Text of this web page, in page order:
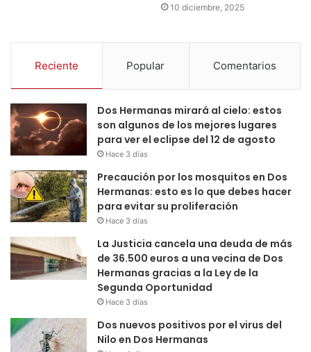
10 diciembre, 2025
Reciente Popular Comentarios
Dos Hermanas mirará al cielo: estos
son algunos de los mejores lugares
para ver el eclipse del 12 de agosto
Hace 3 días
Precaución por los mosquitos en Dos
Hermanas: esto es lo que debes hacer
para evitar su proliferación
Hace 3 días
La Justicia cancela una deuda de más
de 36.500 euros a una vecina de Dos
Hermanas gracias a la Ley de la
Segunda Oportunidad
Hace 3 días
Dos nuevos positivos por el virus del
Nilo en Dos Hermanas